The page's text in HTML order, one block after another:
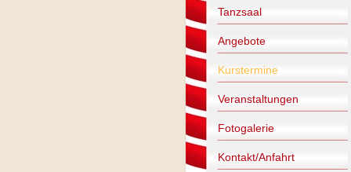
Tanzsaal
Angebote
Kurstermine
Veranstaltungen
Fotogalerie
Kontakt/Anfahrt